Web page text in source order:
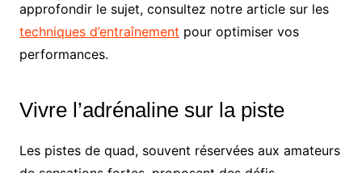
approfondir le sujet, consultez notre article sur les
techniques d’entraînement pour optimiser vos
performances.
Vivre l’adrénaline sur la piste
Les pistes de quad, souvent réservées aux amateurs